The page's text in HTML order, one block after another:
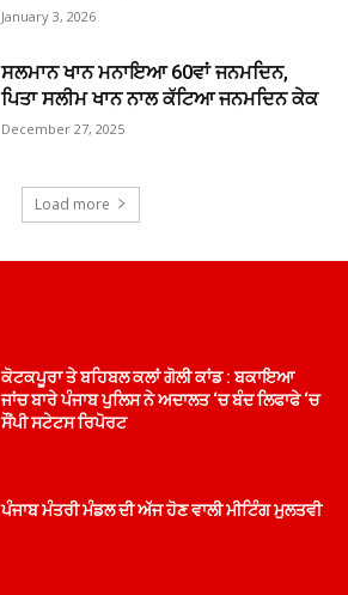
January 3, 2026
ਸਲਮਾਨ ਖਾਨ ਮਨਾਇਆ 60ਵਾਂ ਜਨਮਦਿਨ,
ਪਿਤਾ ਸਲੀਮ ਖਾਨ ਨਾਲ ਕੱਟਿਆ ਜਨਮਦਿਨ ਕੇਕ
December 27, 2025
Load more
ਕੋਟਕਪੂਰਾ ਤੇ ਬਹਿਬਲ ਕਲਾਂ ਗੋਲੀ ਕਾਂਡ : ਬਕਾਇਆ
ਜਾਂਚ ਬਾਰੇ ਪੰਜਾਬ ਪੁਲਿਸ ਨੇ ਅਦਾਲਤ ‘ਚ ਬੰਦ ਲਿਫਾਫੇ ‘ਚ
ਸੌਂਪੀ ਸਟੇਟਸ ਰਿਪੋਰਟ
ਪੰਜਾਬ ਮੰਤਰੀ ਮੰਡਲ ਦੀ ਅੱਜ ਹੋਣ ਵਾਲੀ ਮੀਟਿੰਗ ਮੁਲਤਵੀ